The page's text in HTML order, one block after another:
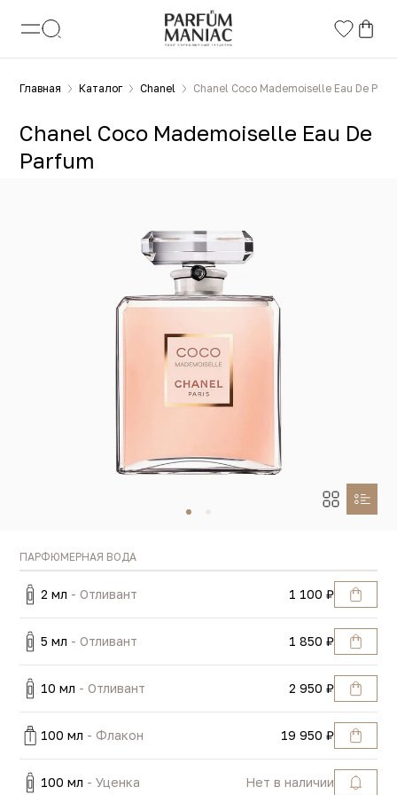
Главная Каталог Chanel Chanel Coco Mademoiselle Eau De
Chanel Coco Mademoiselle Eau De
Parfum
ПАРФЮМЕРНАЯ ВОДА
2 мл - Отливант 1 100 ₽
5 мл - Отливант 1 850 ₽
10 мл - Отливант 2 950 ₽
100 мл - Флакон 19 950 ₽
100 мл - Уценка Нет в наличии